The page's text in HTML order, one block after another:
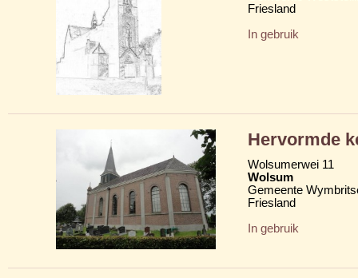
Friesland
In gebruik
Hervormde
Wolsumerwei 11
Wolsum
Gemeente
Friesland
In gebruik